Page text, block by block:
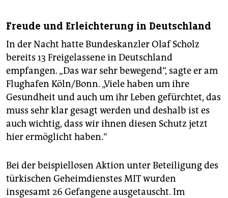
Freude und Erleichterung in Deutschland
In der Nacht hatte Bundeskanzler Olaf Scholz
bereits 13 Freigelassene in Deutschland
empfangen. „Das war sehr bewegend“, sagte er am
Flughafen Köln/Bonn. „Viele haben um ihre
Gesundheit und auch um ihr Leben gefürchtet, das
muss sehr klar gesagt werden und deshalb ist es
auch wichtig, dass wir ihnen diesen Schutz jetzt
hier ermöglicht haben.“
Bei der beispiellosen Aktion unter Beteiligung des
türkischen Geheimdienstes MIT wurden
insgesamt 26 Gefangene ausgetauscht. Im